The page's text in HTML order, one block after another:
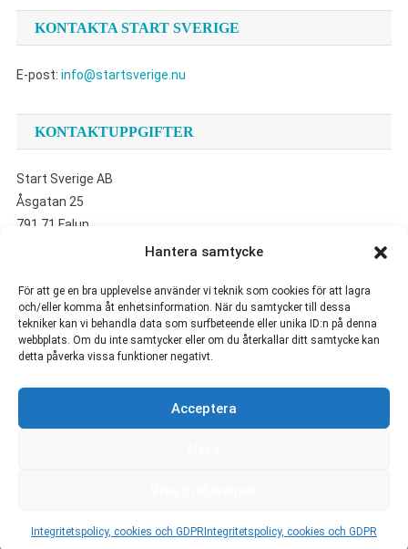
Hantera samtycke
För att ge en bra upplevelse använder vi teknik som cookies för att lagra
och/eller komma åt enhetsinformation. När du samtycker till dessa
tekniker kan vi behandla data som surfbeteende eller unika ID:n på denna
webbplats. Om du inte samtycker eller om du återkallar ditt samtycke kan
detta påverka vissa funktioner negativt.
Acceptera
Integritetspolicy, cookies och GDPR Integritetspolicy, cookies och GDPR
KONTAKTA START SVERIGE
E-post: info@startsverige.nu
KONTAKTUPPGIFTER
Start Sverige AB
Åsgatan 25
791 71 Falun
Så säljer du din bil smidigt i Göteborg
Inred med känsla och skapa ett hem som speglar dig
Start Sverige